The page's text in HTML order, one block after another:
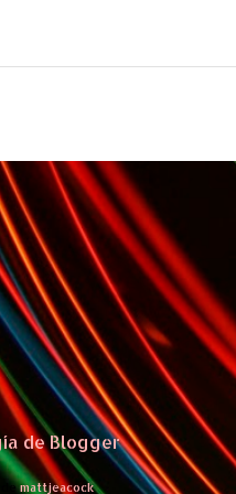
de Blogger
demattjeacock